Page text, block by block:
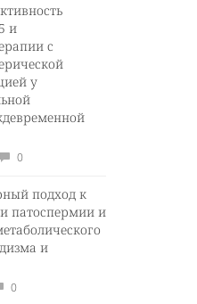
и
с
у
0
подход к
патоспермии и
и
0